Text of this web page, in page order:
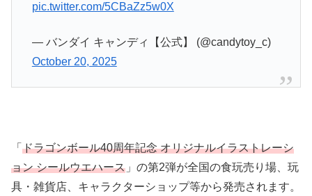
pic.twitter.com/5CBaZz5w0X
— バンダイ キャンディ【公式】 (@candytoy_c)
October 20, 2025
「 ドラゴンボール40周年記念 オリジナルイラストレーシ
ョン シールウエハース 」の第2弾が全国の食玩売り場、玩
具・雑貨店、キャラクターショップ等から発売されます。